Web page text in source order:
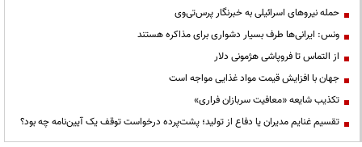
حمله نیروهای اسرائیلی به خبرنگار پرس‌تی‌وی
ونس: ایرانی‌ها طرف بسیار دشواری برای مذاکره هستند
از التماس تا فروپاشی هژمونی دلار
جهان با افزایش قیمت مواد غذایی مواجه است
تکذیب شایعه «معافیت سربازان فراری»
تقسیم غنایم مدیران یا دفاع از تولید؛ پشت‌پرده درخواست توقف یک آیین‌نامه چه بود؟